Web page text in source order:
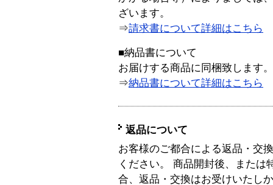
ざいます。
⇒請求書について詳細はこちら
■納品書について
お届けする商品に同梱致します。
⇒納品書について詳細はこちら
返品について
お客様のご都合による返品・交
ください。 商品開封後、または
合、返品・交換はお受けいたし